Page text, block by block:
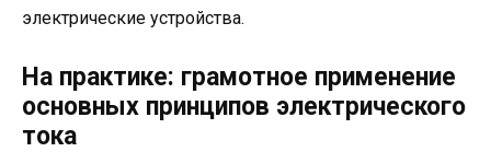
электрические устройства.
На практике: грамотное применение
основных принципов электрического
тока